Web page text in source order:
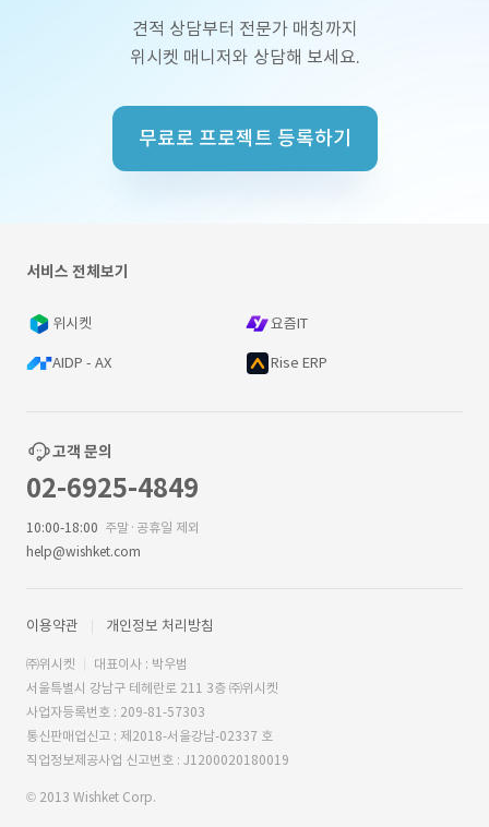
견적 상담부터 전문가 매칭까지
위시켓 매니저와 상담해 보세요.
무료로 프로젝트 등록하기
서비스 전체보기
위시켓 요즘IT
AIDP - AX Rise ERP
고객 문의
02-6925-4849
10:00-18:00 주말·공휴일 제외
help@wishket.com
이용약관 개인정보 처리방침
㈜위시켓
대표이사 : 박우범
서울특별시 강남구 테헤란로 211 3층 ㈜위시켓
사업자등록번호 : 209-81-57303
통신판매업신고 : 제2018-서울강남-02337 호
직업정보제공사업 신고번호 : J1200020180019
© 2013 Wishket Corp.